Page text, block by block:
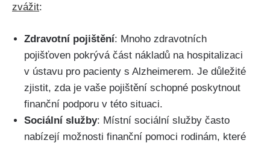
zvážit:
Zdravotní pojištění: Mnoho zdravotních
pojišťoven pokrývá část nákladů na hospitalizaci
v ústavu pro pacienty s Alzheimerem. Je důležité
zjistit, zda je vaše pojištění schopné poskytnout
finanční podporu v této situaci.
Sociální služby: Místní sociální služby často
nabízejí možnosti finanční pomoci rodinám, které